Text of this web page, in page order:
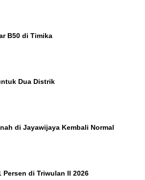
B50 di Timika
Dua Distrik
di Jayawijaya Kembali Normal
Persen di Triwulan II 2026